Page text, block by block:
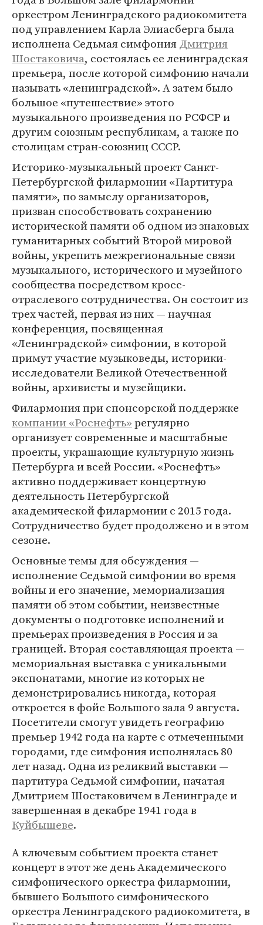
оркестром Ленинградского радиокомитета
под управлением Карла Элиасберга была
исполнена Седьмая симфонияДмитрия
Шостаковича, состоялась ее ленинградская
премьера, после которой симфонию начали
называть «ленинградской». А затем было
большое «путешествие» этого
музыкального произведения по РСФСР и
другим союзным республикам, а также по
столицам стран-союзниц СССР.
Историко-музыкальный проект Санкт-
Петербургской филармонии «Партитура
памяти», по замыслу организаторов,
призван способствовать сохранению
исторической памяти об одном из знаковых
гуманитарных событий Второй мировой
войны, укрепить межрегиональные связи
музыкального, исторического и музейного
сообщества посредством кросс-
отраслевого сотрудничества. Он состоит из
трех частей, первая из них — научная
конференция, посвященная
«Ленинградской» симфонии, в которой
примут участие музыковеды, историки-
исследователи Великой Отечественной
войны, архивисты и музейщики.
Филармония при спонсорской поддержке
компании «Роснефть»регулярно
организует современные и масштабные
проекты, украшающие культурную жизнь
Петербурга и всей России. «Роснефть»
активно поддерживает концертную
деятельность Петербургской
академической филармонии c 2015 года.
Сотрудничество будет продолжено и в этом
сезоне.
Основные темы для обсуждения —
исполнение Седьмой симфонии во время
войны и его значение, мемориализация
памяти об этом событии, неизвестные
документы о подготовке исполнений и
премьерах произведения в Россия и за
границей. Вторая составляющая проекта —
мемориальная выставка с уникальными
экспонатами, многие из которых не
демонстрировались никогда, которая
откроется в фойе Большого зала 9 августа.
Посетители смогут увидеть географию
премьер 1942 года на карте с отмеченными
городами, где симфония исполнялась 80
лет назад. Одна из реликвий выставки —
партитура Седьмой симфонии, начатая
Дмитрием Шостаковичем в Ленинграде и
завершенная в декабре 1941 года в
Куйбышеве.
А ключевым событием проекта станет
концерт в этот же день Академического
симфонического оркестра филармонии,
бывшего Большого симфонического
оркестра Ленинградского радиокомитета, в